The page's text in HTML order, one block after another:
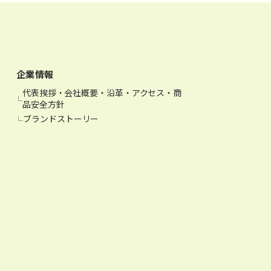
企業情報
代表挨拶・会社概要・沿革・アクセス・商
品安全方針
ブランドストーリー